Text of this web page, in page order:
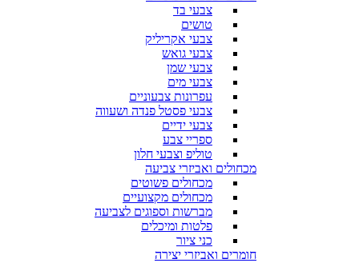
צבעי בד
טושים
צבעי אקריליק
צבעי גואש
צבעי שמן
צבעי מים
עפרונות צבעוניים
צבעי פסטל פנדה ושעווה
צבעי ידיים
ספריי צבע
טוליפ וצבעי חלון
מכחולים ואביזרי צביעה
מכחולים פשוטים
מכחולים מקצועיים
מברשות וספוגים לצביעה
פלטות ומיכלים
כני ציור
חומרים ואביזרי יצירה